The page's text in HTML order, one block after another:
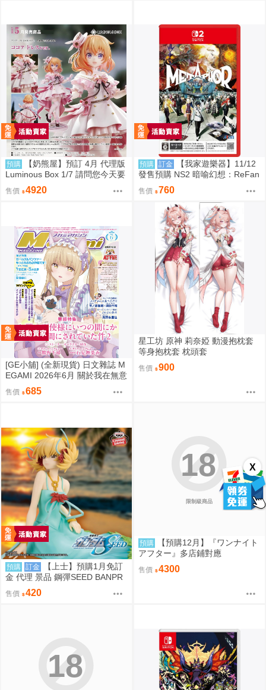
X
預購
【奶熊屋】預訂 4月 代理版
Luminous Box 1/7 請問您今天要
來點兔子嗎？ 心愛 禮服Ver 0905
售價 4920
預購 訂金
【我家遊樂器】11/12
發售預購 NS2 暗喻幻想：ReFan
tazio 鑰匙卡 日版
售價 760
[GE小舖] (全新現貨) 日文雜誌 M
EGAMI 2026年6月 關於我在無意
間被隔壁的天使變成廢柴這件事
椎名真晝
售價 685
星工坊 原神 莉奈婭 動漫抱枕套
等身抱枕套 枕頭套
售價 900
預購 訂金
【上士】預購1月免訂
金 代理 景品 鋼彈SEED BANPR
ESTO EVOLVE 卡佳里·由拉·阿
斯哈 曉之車
售價 420
限制級商品
18
預購
【預購12月】『ワンナイト
アフター』多店鋪對應
售價 4300
18